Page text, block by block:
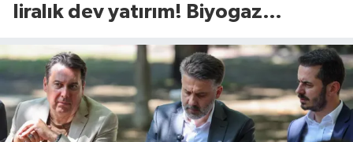
liralık dev yatırım! Biyogaz
yükseliyor